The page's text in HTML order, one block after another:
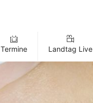
Termine Landtag Live